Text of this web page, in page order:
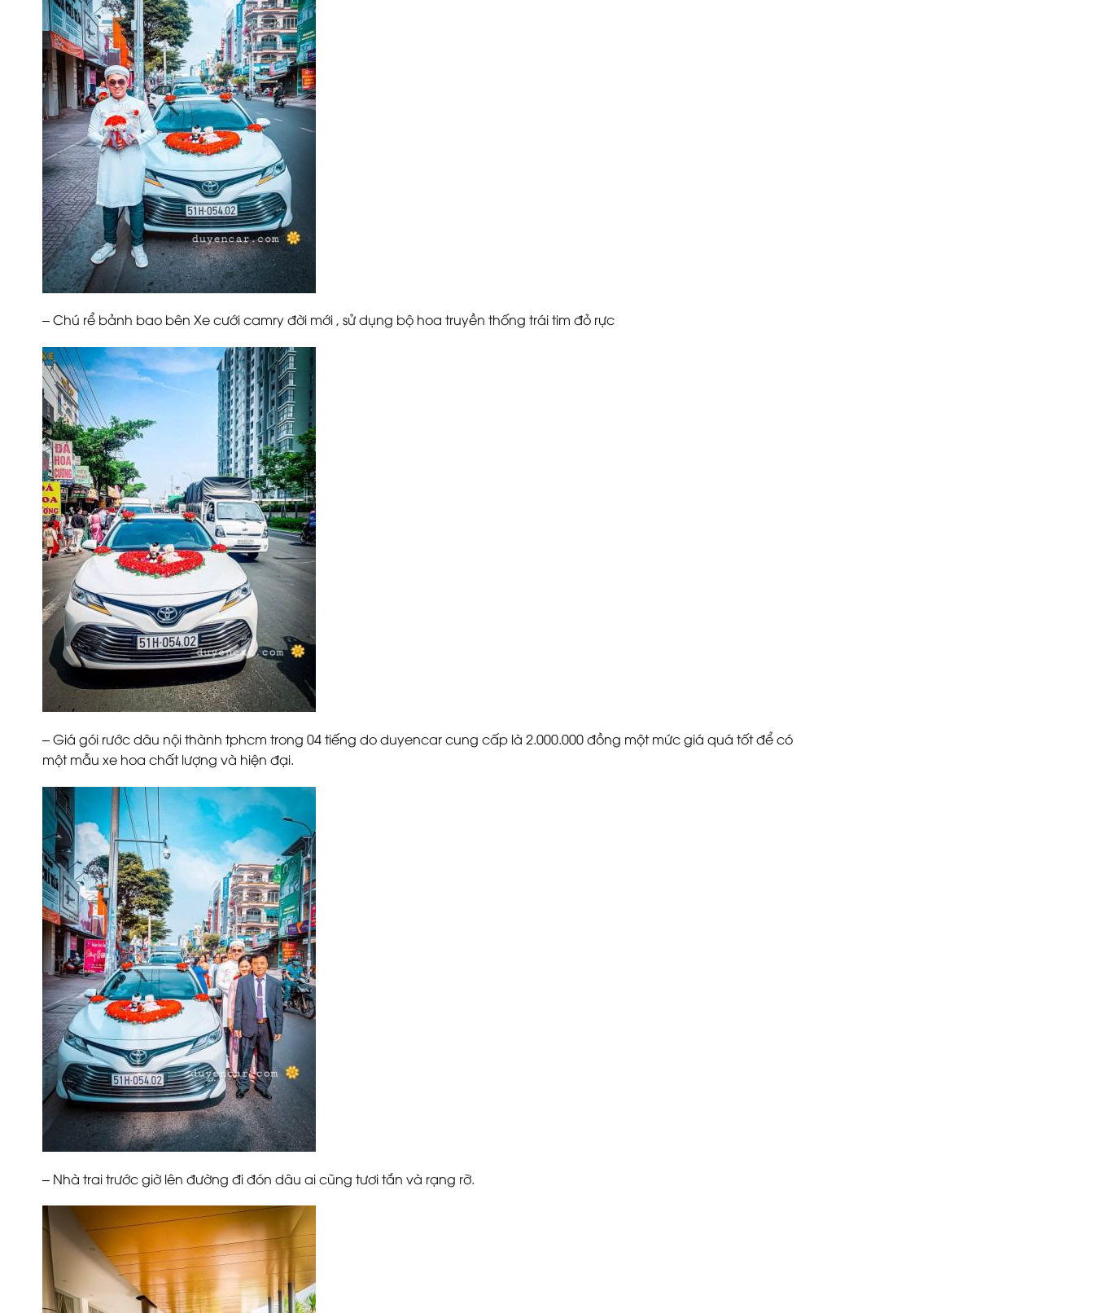
– Chú rể bảnh bao bên Xe cưới camry đời mới , sử dụng bộ hoa truyền thống trái tim đỏ rực
– Giá gói rước dâu nội thành tphcm trong 04 tiếng do duyencar cung cấp là 2.000.000 đồng một mức giá quá tốt để có
một mẫu xe hoa chất lượng và hiện đại.
– Nhà trai trước giờ lên đường đi đón dâu ai cũng tươi tắn và rạng rỡ.